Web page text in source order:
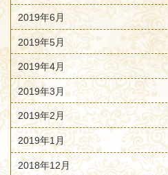
2019年6月
2019年5月
2019年4月
2019年3月
2019年2月
2019年1月
2018年12月